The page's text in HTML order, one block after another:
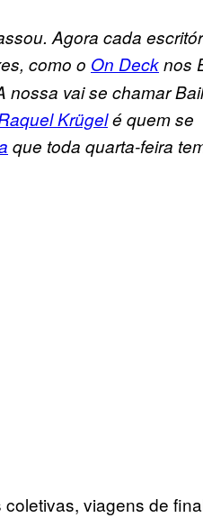
Agora cada
como o On Decknos
nossa vai se chamar
Krügelé quem se
que toda quarta-feira
viagens de